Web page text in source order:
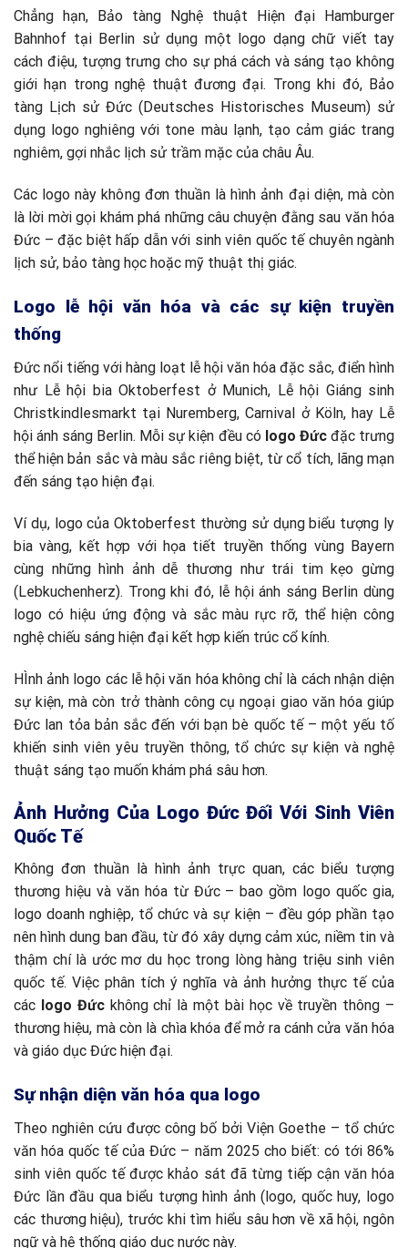
Chẳng hạn, Bảo tàng Nghệ thuật Hiện đại Hamburger
Bahnhof tại Berlin sử dụng một logo dạng chữ viết tay
cách điệu, tượng trưng cho sự phá cách và sáng tạo không
giới hạn trong nghệ thuật đương đại. Trong khi đó, Bảo
tàng Lịch sử Đức (Deutsches Historisches Museum) sử
dụng logo nghiêng với tone màu lạnh, tạo cảm giác trang
nghiêm, gợi nhắc lịch sử trầm mặc của châu Âu.
Các logo này không đơn thuần là hình ảnh đại diện, mà còn
là lời mời gọi khám phá những câu chuyện đằng sau văn hóa
Đức – đặc biệt hấp dẫn với sinh viên quốc tế chuyên ngành
lịch sử, bảo tàng học hoặc mỹ thuật thị giác.
Logo lễ hội văn hóa và các sự kiện truyền
thống
Đức nổi tiếng với hàng loạt lễ hội văn hóa đặc sắc, điển hình
như Lễ hội bia Oktoberfest ở Munich, Lễ hội Giáng sinh
Christkindlesmarkt tại Nuremberg, Carnival ở Köln, hay Lễ
hội ánh sáng Berlin. Mỗi sự kiện đều có logo Đứcđặc trưng
thể hiện bản sắc và màu sắc riêng biệt, từ cổ tích, lãng mạn
đến sáng tạo hiện đại.
Ví dụ, logo của Oktoberfest thường sử dụng biểu tượng ly
bia vàng, kết hợp với họa tiết truyền thống vùng Bayern
cùng những hình ảnh dễ thương như trái tim kẹo gừng
(Lebkuchenherz). Trong khi đó, lễ hội ánh sáng Berlin dùng
logo có hiệu ứng động và sắc màu rực rỡ, thể hiện công
nghệ chiếu sáng hiện đại kết hợp kiến trúc cổ kính.
HÌnh ảnh logo các lễ hội văn hóa không chỉ là cách nhận diện
sự kiện, mà còn trở thành công cụ ngoại giao văn hóa giúp
Đức lan tỏa bản sắc đến với bạn bè quốc tế – một yếu tố
khiến sinh viên yêu truyền thông, tổ chức sự kiện và nghệ
thuật sáng tạo muốn khám phá sâu hơn.
Ảnh Hưởng Của Logo Đức Đối Với Sinh Viên
Quốc Tế
Không đơn thuần là hình ảnh trực quan, các biểu tượng
thương hiệu và văn hóa từ Đức – bao gồm logo quốc gia,
logo doanh nghiệp, tổ chức và sự kiện – đều góp phần tạo
nên hình dung ban đầu, từ đó xây dựng cảm xúc, niềm tin và
thậm chí là ước mơ du học trong lòng hàng triệu sinh viên
quốc tế. Việc phân tích ý nghĩa và ảnh hưởng thực tế của
các logo Đứckhông chỉ là một bài học về truyền thông –
thương hiệu, mà còn là chìa khóa để mở ra cánh cửa văn hóa
và giáo dục Đức hiện đại.
Sự nhận diện văn hóa qua logo
Theo nghiên cứu được công bố bởi Viện Goethe – tổ chức
văn hóa quốc tế của Đức – năm 2025 cho biết: có tới 86%
sinh viên quốc tế được khảo sát đã từng tiếp cận văn hóa
Đức lần đầu qua biểu tượng hình ảnh (logo, quốc huy, logo
các thương hiệu), trước khi tìm hiểu sâu hơn về xã hội, ngôn
ngữ và hệ thống giáo dục nước này.